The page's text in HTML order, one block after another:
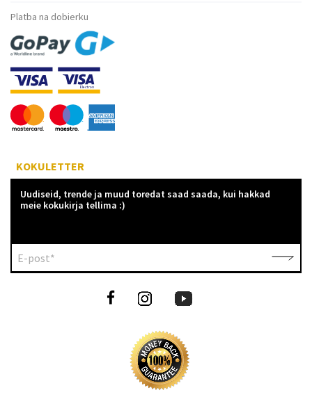
Platba na dobierku
KOKULETTER
Uudiseid, trende ja muud toredat saad saada, kui hakkad
meie kokukirja tellima :)
E-post*